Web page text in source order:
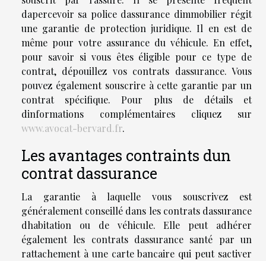
dapercevoir sa police dassurance dimmobilier régit
une garantie de protection juridique. Il en est de
même pour votre assurance du véhicule. En effet,
pour savoir si vous êtes éligible pour ce type de
contrat, dépouillez vos contrats dassurance. Vous
pouvez également souscrire à cette garantie par un
contrat spécifique. Pour plus de détails et
dinformations complémentaires cliquez sur
www.avocat-bervard.fr.
Les avantages contraints dun
contrat dassurance
La garantie à laquelle vous souscrivez est
généralement conseillé dans les contrats dassurance
dhabitation ou de véhicule. Elle peut adhérer
également les contrats dassurance santé par un
rattachement à une carte bancaire qui peut sactiver